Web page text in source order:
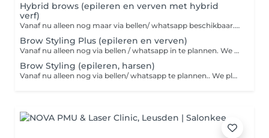
Hybrid brows (epileren en verven met hybrid
verf)
Vanaf nu alleen nog maar via bellen/ whatsapp beschikbaar. We plaatsen je dan op onze wachtlijst voor je voorkeur dag. Wat zijn Hybrid brows? Met Hybrid brows wordt de huid en de wenkbrauwharen geverfd en mooi gevormd. Het verschil met Henna brows is dat Hybrid brows veel langer zichtbaar blijft op de huid, namelijk 7 tot 10 dagen. Op de haartjes blijft het resultaat maar liefst tot 7 weken. Het vervaagt dus niet uit de haartjes maar het groeit eruit. Doordat bij deze behandeling ook de huid wordt geverfd zien je wenkbrauwen er optisch veel voller uit. Ook ideaal wanneer je twijfelt over PMU.
Brow Styling Plus (epileren en verven)
Vanaf nu alleen nog via bellen / whatsapp in te plannen. We plaatsen je dan evt op onze wachtlijst voor je voorkeursdag.
Brow Styling (epileren, harsen)
Vanaf nu alleen nog via bellen/ whatsapp te plannen.. We plaatsen je dan evt op onze wachtlijst voor je voorkeursdag. TIP: Tijdens een gezichtsbehandeling bij Quindy's zit epileren bij de prijs inbegrepen.